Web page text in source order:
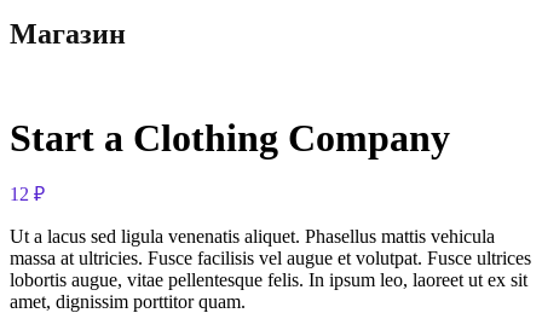
Магазин
Start a Clothing Company
12 ₽
Ut a lacus sed ligula venenatis aliquet. Phasellus mattis vehicula
massa at ultricies. Fusce facilisis vel augue et volutpat. Fusce ultrices
lobortis augue, vitae pellentesque felis. In ipsum leo, laoreet ut ex sit
amet, dignissim porttitor quam.